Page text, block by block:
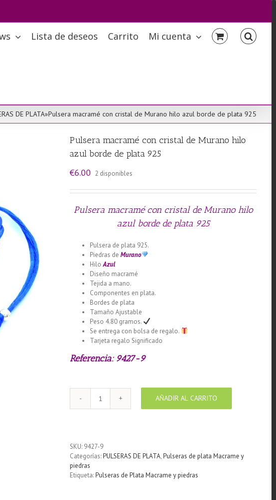
Lista de deseos Carrito Mi cuenta
DE PLATA»Pulsera macramé con cristal de Murano hilo azul borde de plata 925
Pulsera macramé con cristal de Murano hilo
azul borde de plata 925
€6.00 2 disponibles
Pulsera macramé con cristal de Murano hilo
azul borde de plata 925
Pulsera de plata 925.
Piedras de Murano
HiloAzul
Diseño macramé
Tejida a mano.
Componentes en plata.
Bordes de plata
Tamaño Ajustable
Peso 4.80 gramos.
Se entrega con bolsa de regalo.
Tarjeta regalo Significado
Referencia: 9427-9
Pulsera
macramé
Murano
hilo
borde
AÑADIR AL CARRITO
SKU: 9427-9
Categorías:PULSERAS DE PLATA,Pulseras de plata Macrame y
piedras
Etiqueta:Pulseras de Plata Macrame y piedras